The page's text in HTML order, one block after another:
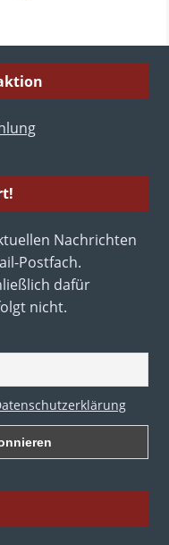
Nachrichten
Postfach.
dafür
nicht.